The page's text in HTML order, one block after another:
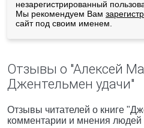
незарегистрированный
Мы рекомендуем Вам
сайт под своим именем.
Отзывы о "Алексей
Джентельмен удачи"
Отзывы читателей о книге
комментарии и мнения людей